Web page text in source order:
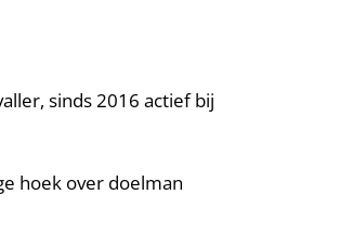
sinds 2016 actief bij
hoek over doelman